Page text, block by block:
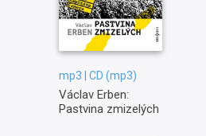
mp3 | CD (mp3)
Václav Erben:
Pastvina zmizelých